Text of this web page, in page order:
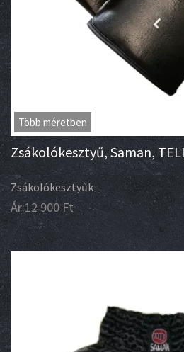
Több méretben
Zsákolókesztyű, Saman,
Zsákolókesztyűk
Ár:12 900Ft